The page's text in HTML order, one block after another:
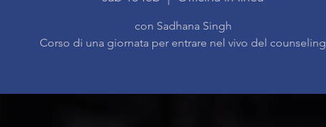
con Sadhana Singh
Corso di una giornata per entrare nel vivo del counseling